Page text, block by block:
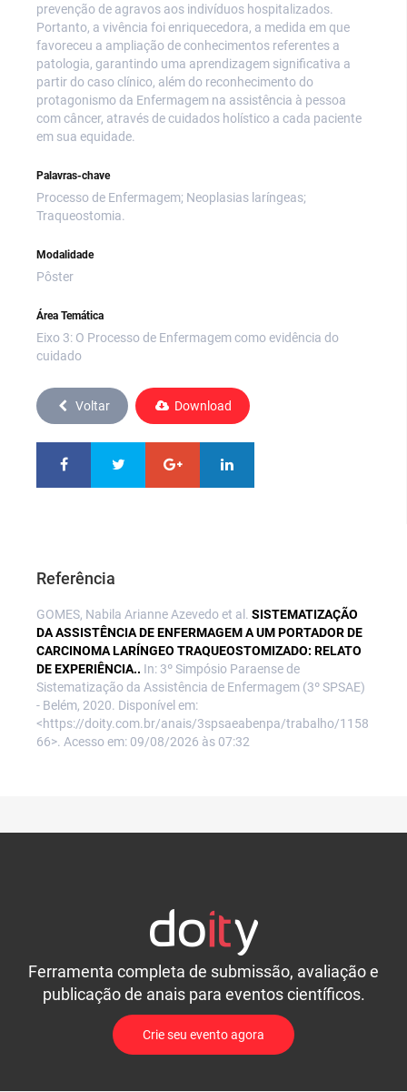
prevenção de agravos aos indivíduos hospitalizados.
Portanto, a vivência foi enriquecedora, a medida em que
favoreceu a ampliação de conhecimentos referentes a
patologia, garantindo uma aprendizagem significativa a
partir do caso clínico, além do reconhecimento do
protagonismo da Enfermagem na assistência à pessoa
com câncer, através de cuidados holístico a cada paciente
em sua equidade.
Palavras-chave
Processo de Enfermagem; Neoplasias laríngeas;
Traqueostomia.
Modalidade
Pôster
Área Temática
Eixo 3: O Processo de Enfermagem como evidência do
cuidado
Voltar Download
Referência
GOMES, Nabila Arianne Azevedo et al. SISTEMATIZAÇÃO
DA ASSISTÊNCIA DE ENFERMAGEM A UM PORTADOR DE
CARCINOMA LARÍNGEO TRAQUEOSTOMIZADO: RELATO
DE EXPERIÊNCIA.. In: 3º Simpósio Paraense de
Sistematização da Assistência de Enfermagem (3º SPSAE)
- Belém, 2020. Disponível em:
<https://doity.com.br/anais/3spsaeabenpa/trabalho/1158
66>. Acesso em: 09/08/2026 às 07:32
Ferramenta completa de submissão, avaliação e
publicação de anais para eventos científicos.
Crie seu evento agora